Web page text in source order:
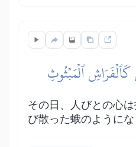
ٱلۡمَبۡثُوثِ
その日、人びとの心
び散った蛾のようにな